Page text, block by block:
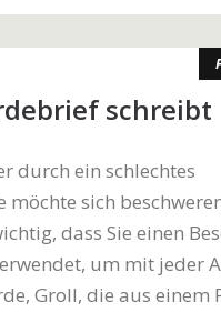
schreibt
durch ein schlechtes
sich
dass Sie einen
um mit jeder
Groll, die aus einem